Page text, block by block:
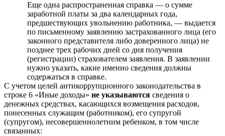
Еще одна распространенная справка — о сумме
заработной платы за два календарных года,
предшествующих увольнению работника, — выдается
по письменному заявлению застрахованного лица (его
законного представителя либо доверенного лица) не
позднее трех рабочих дней со дня получения
(регистрации) страхователем заявления. В заявлении
нужно указать, какие именно сведения должны
содержаться в справке.
С учетом целей антикоррупционного законодательства в
строке 6 «Иные доходы» не указываются сведения о
денежных средствах, касающихся возмещения расходов,
понесенных служащим (работником), его супругой
(супругом), несовершеннолетним ребенком, в том числе
связанных: